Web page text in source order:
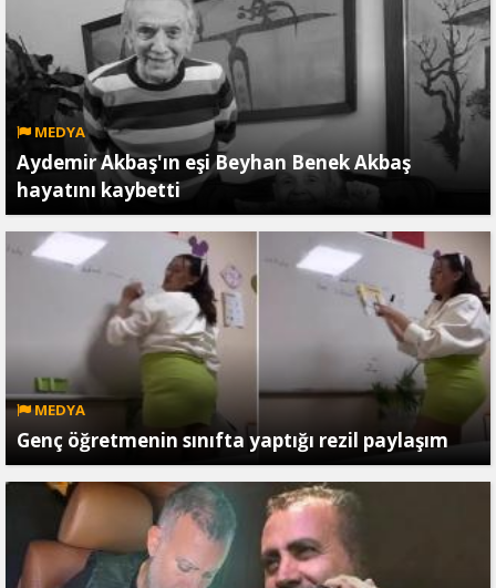
MEDYA
Aydemir Akbaş'ın eşi Beyhan Benek Akbaş
hayatını kaybetti
MEDYA
Genç öğretmenin sınıfta yaptığı rezil paylaşım